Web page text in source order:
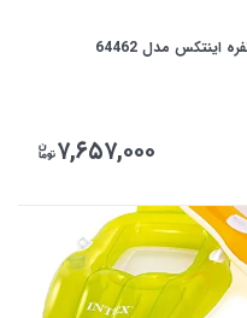
مدل 64462
۷,۶۵۷,۰۰۰